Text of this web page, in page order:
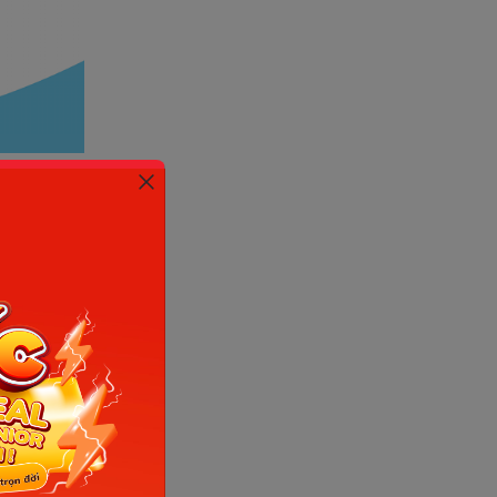
được
2.
Diều -
thành